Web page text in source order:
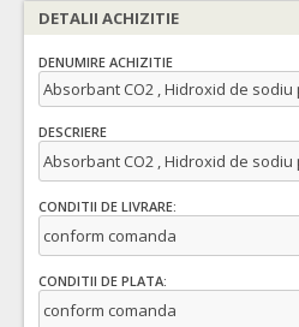
DETALII ACHIZITIE
DENUMIRE ACHIZITIE
Absorbant CO2 , Hidroxid de sodiu
DESCRIERE
Absorbant CO2 , Hidroxid de sodiu
CONDITII DE LIVRARE:
conform comanda
CONDITII DE PLATA:
conform comanda